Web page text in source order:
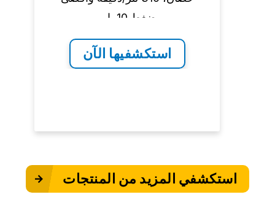
ضغط 10 بار.
استكشفيها الآن
استكشفي المزيد من المنتجات